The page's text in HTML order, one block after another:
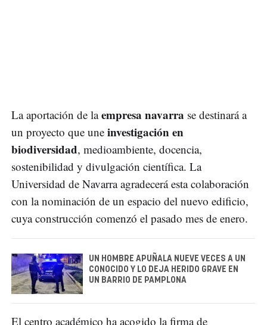
La aportación de laempresa navarra se destinará a
un proyecto que une investigación en
biodiversidad, medioambiente, docencia,
sostenibilidad y divulgación científica. La
Universidad de Navarra agradecerá esta colaboración
con la nominación de un espacio del nuevo edificio,
cuya construcción comenzó el pasado mes de enero.
UN HOMBRE APUÑALA NUEVE VECES A UN
CONOCIDO Y LO DEJA HERIDO GRAVE EN
UN BARRIO DE PAMPLONA
El centro académico ha acogido la firma de